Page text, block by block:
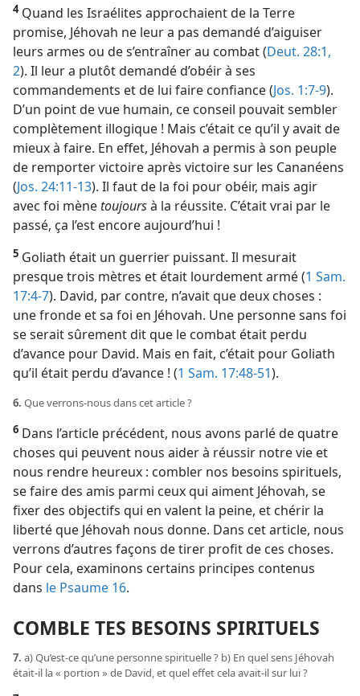
4Quand les Israélites approchaient de la Terre
promise, Jéhovah ne leur a pas demandé d’aiguiser
leurs armes ou de s’entraîner au combat (Deut. 28:1,
2). Il leur a plutôt demandé d’obéir à ses
commandements et de lui faire confiance (Jos. 1:7-9).
D’un point de vue humain, ce conseil pouvait sembler
complètement illogique ! Mais c’était ce qu’il y avait de
mieux à faire. En effet, Jéhovah a permis à son peuple
de remporter victoire après victoire sur les Cananéens
(Jos. 24:11-13). Il faut de la foi pour obéir, mais agir
avec foi mène toujoursà la réussite. C’était vrai par le
passé, ça l’est encore aujourd’hui !
5 Goliath était un guerrier puissant. Il mesurait
presque trois mètres et était lourdement armé (1 Sam.
17:4-7). David, par contre, n’avait que deux choses :
une fronde et sa foi en Jéhovah. Une personne sans foi
se serait sûrement dit que le combat était perdu
d’avance pour David. Mais en fait, c’était pour Goliath
qu’il était perdu d’avance ! (1 Sam. 17:48-51).
6. Que verrons-​nous dans cet article ?
6 Dans l’article précédent, nous avons parlé de quatre
choses qui peuvent nous aider à réussir notre vie et
nous rendre heureux : combler nos besoins spirituels,
se faire des amis parmi ceux qui aiment Jéhovah, se
fixer des objectifs qui en valent la peine, et chérir la
liberté que Jéhovah nous donne. Dans cet article, nous
verrons d’autres façons de tirer profit de ces choses.
Pour cela, examinons certains principes contenus
dans le Psaume 16.
COMBLE TES BESOINS SPIRITUELS
7. a) Qu’est-​ce qu’une personne spirituelle ? b) En quel sens Jéhovah
était-​il la « portion » de David, et quel effet cela avait-​il sur lui ?